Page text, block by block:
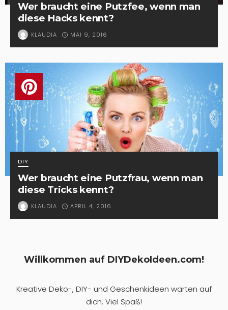
Wer braucht eine Putzfee, wenn man
diese Hacks kennt?
KLAUDIA MAI 9, 2016
DIY
Wer braucht eine Putzfrau, wenn man
diese Tricks kennt?
KLAUDIA APRIL 4, 2016
Willkommen auf DIYDekoIdeen.com!
Kreative Deko-, DIY- und Geschenkideen warten auf
dich. Viel Spaß!